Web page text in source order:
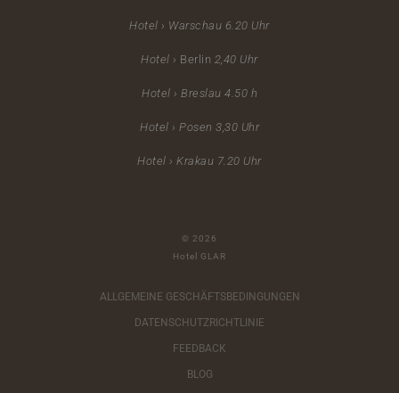
Hotel › Warschau 6.20 Uhr
Hotel › Berlin 2,40 Uhr
Hotel › Breslau 4.50 h
Hotel › Posen 3,30 Uhr
Hotel › Krakau 7.20 Uhr
© 2026
Hotel GLAR
ALLGEMEINE GESCHÄFTSBEDINGUNGEN
DATENSCHUTZRICHTLINIE
FEEDBACK
BLOG